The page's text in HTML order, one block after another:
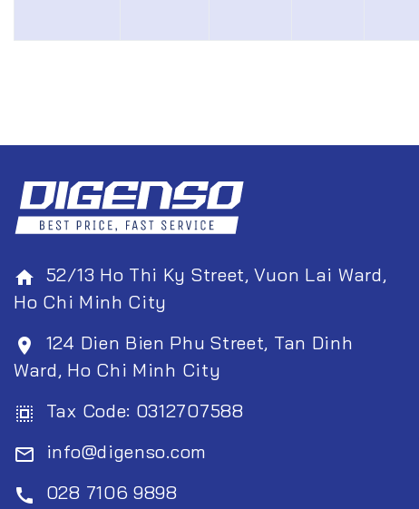
home 52/13 Ho Thi Ky Street, Vuon Lai Ward,
Ho Chi Minh City
room
124 Dien Bien Phu Street, Tan Dinh
Ward, Ho Chi Minh City
select_all Tax Code: 0312707588
mail_outline info@digenso.com
call 028 7106 9898